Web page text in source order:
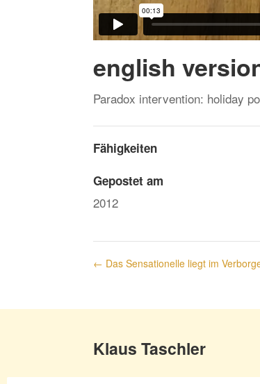
english
Paradox intervention: holiday
Fähigkeiten
Gepostet am
2012
← Das Sensationelle liegt im
Klaus Taschler